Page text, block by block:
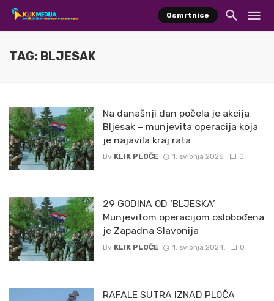
Osmrtnice
TAG: BLJESAK
Na današnji dan počela je akcija
Bljesak – munjevita operacija koja
je najavila kraj rata
By KLIK PLOČE 1. svibnja 2026. 0
29 GODINA OD ‘BLJESKA’
Munjevitom operacijom oslobođena
je Zapadna Slavonija
By KLIK PLOČE 1. svibnja 2024. 0
RAFALE SUTRA IZNAD PLOČA